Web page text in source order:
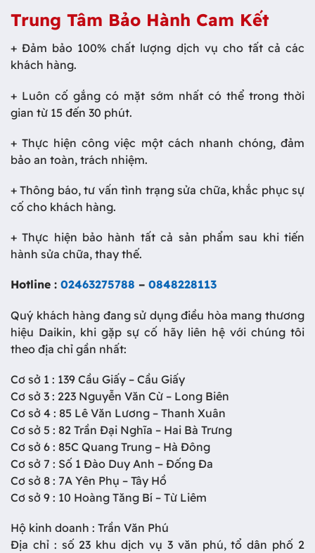
Trung Tâm Bảo Hành Cam Kết
+ Đảm bảo 100% chất lượng dịch vụ cho tất cả các
khách hàng.
+ Luôn cố gắng có mặt sớm nhất có thể trong thời
gian từ 15 đến 30 phút.
+ Thực hiện công việc một cách nhanh chóng, đảm
bảo an toàn, trách nhiệm.
+ Thông báo, tư vấn tình trạng sửa chữa, khắc phục sự
cố cho khách hàng.
+ Thực hiện bảo hành tất cả sản phẩm sau khi tiến
hành sửa chữa, thay thế.
Hotline : 02463275788 – 0848228113
Quý khách hàng đang sử dụng điều hòa mang thương
hiệu Daikin, khi gặp sự cố hãy liên hệ với chúng tôi
theo địa chỉ gần nhất:
Cơ sở 1 : 139 Cầu Giấy – Cầu Giấy
Cơ sở 3 : 223 Nguyễn Văn Cừ – Long Biên
Cơ sở 4 : 85 Lê Văn Lương – Thanh Xuân
Cơ sở 5 : 82 Trần Đại Nghĩa – Hai Bà Trưng
Cơ sở 6 : 85C Quang Trung – Hà Đông
Cơ sở 7 : Số 1 Đào Duy Anh – Đống Đa
Cơ sở 8 : 7A Yên Phụ – Tây Hồ
Cơ sở 9 : 10 Hoàng Tăng Bí – Từ Liêm
Hộ kinh doanh : Trần Văn Phú
Địa chỉ : số 23 khu dịch vụ 3 văn phú, tổ dân phố 2